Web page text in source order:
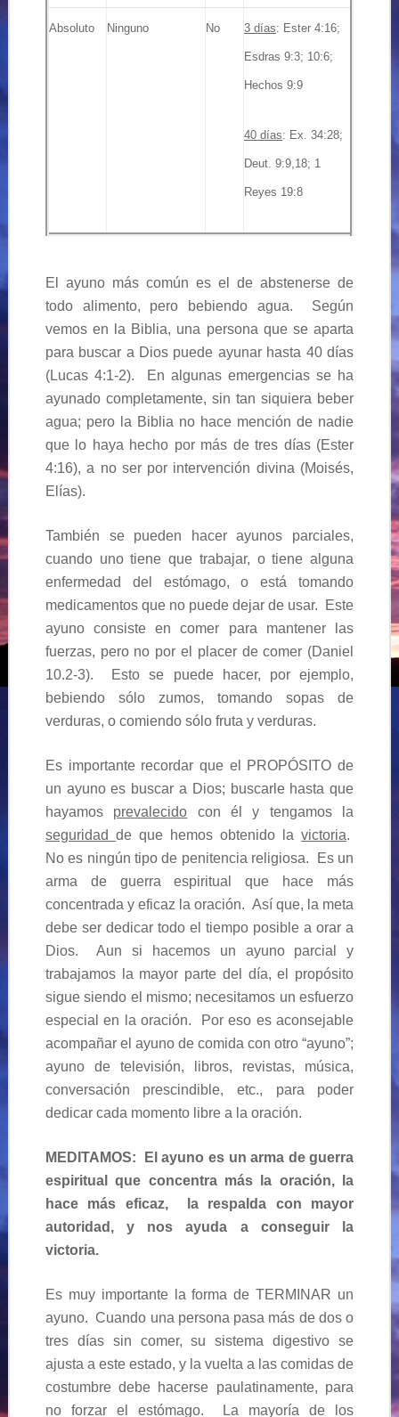
Absoluto Ninguno No 3 días: Ester 4:16;
Esdras 9:3; 10:6;
Hechos 9:9
40 días: Ex. 34:28;
Deut. 9:9,18; 1
Reyes 19:8
El ayuno más común es el de abstenerse de
todo alimento, pero bebiendo agua. Según
vemos en la Biblia, una persona que se aparta
para buscar a Dios puede ayunar hasta 40 días
(Lucas 4:1-2). En algunas emergencias se ha
ayunado completamente, sin tan siquiera beber
agua; pero la Biblia no hace mención de nadie
que lo haya hecho por más de tres días (Ester
4:16), a no ser por intervención divina (Moisés,
Elías).
También se pueden hacer ayunos parciales,
cuando uno tiene que trabajar, o tiene alguna
enfermedad del estómago, o está tomando
medicamentos que no puede dejar de usar. Este
ayuno consiste en comer para mantener las
fuerzas, pero no por el placer de comer (Daniel
10.2-3). Esto se puede hacer, por ejemplo,
bebiendo sólo zumos, tomando sopas de
verduras, o comiendo sólo fruta y verduras.
Es importante recordar que el PROPÓSITO de
un ayuno es buscar a Dios; buscarle hasta que
hayamos prevalecido con él y tengamos la
seguridad de que hemos obtenido lavictoria.
No es ningún tipo de penitencia religiosa. Es un
arma de guerra espiritual que hace más
concentrada y eficaz la oración. Así que, la meta
debe ser dedicar todo el tiempo posible a orar a
Dios. Aun si hacemos un ayuno parcial y
trabajamos la mayor parte del día, el propósito
sigue siendo el mismo; necesitamos un esfuerzo
especial en la oración. Por eso es aconsejable
acompañar el ayuno de comida con otro “ayuno”;
ayuno de televisión, libros, revistas, música,
conversación prescindible, etc., para poder
dedicar cada momento libre a la oración.
MEDITAMOS: El ayuno es un arma de guerra
espiritual que concentra más la oración, la
hace más eficaz, la respalda con mayor
autoridad, y nos ayuda a conseguir la
victoria.
Es muy importante la forma de TERMINAR un
ayuno. Cuando una persona pasa más de dos o
tres días sin comer, su sistema digestivo se
ajusta a este estado, y la vuelta a las comidas de
costumbre debe hacerse paulatinamente, para
no forzar el estómago. La mayoría de los